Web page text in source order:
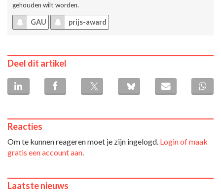
gehouden wilt worden.
GAU prijs-award
Deel dit artikel
Reacties
Om te kunnen reageren moet je zijn ingelogd. Login of maak
gratis een account aan.
Laatste nieuws